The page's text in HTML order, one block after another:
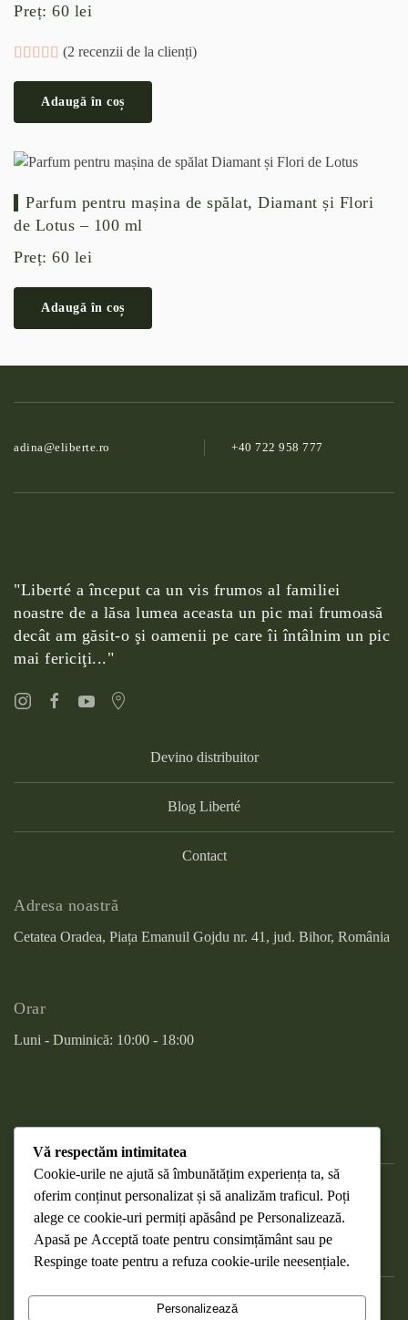
Preț: 60 lei
Evaluat la5.00din 5 pe baza a
2(2 recenzii de la clienți)
Adaugă în coș
Parfum pentru mașina de spălat, Diamant și Flori
de Lotus – 100 ml
Preț: 60 lei
Adaugă în coș
adina@­eliberte.ro +40 722 958 777
"Liberté a început ca un vis frumos al familiei
noastre de a lăsa lumea aceasta un pic mai frumoasă
decât am găsit-o şi oamenii pe care îi întâlnim un pic
mai fericiţi..."
Devino distribuitor
Blog Liberté
Contact
Adresa noastră
Cetatea Oradea, Piața Emanuil Gojdu nr. 41, jud. Bihor, România
Orar
Luni - Duminică: 10:00 - 18:00
DESPRE COOKIES
RETURNAREA PRODUSELOR
WEBMAIL
POLITICA DE CONFIDENȚIALITATE
Vă respectăm intimitatea
Cookie-urile ne ajută să îmbunătățim experiența ta, să
oferim conținut personalizat și să analizăm traficul. Poți
alege ce cookie-uri permiți apăsând pe Personalizează.
Apasă pe Acceptă toate pentru consimțământ sau pe
Respinge toate pentru a refuza cookie-urile neesențiale.
Personalizează